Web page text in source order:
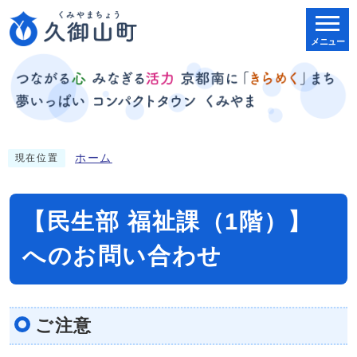
メニュー
現在位置 ホーム
【民生部 福祉課（1階）】
へのお問い合わせ
ご注意